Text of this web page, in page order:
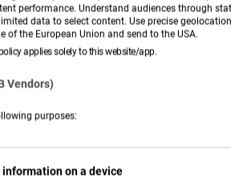
performance. Understand audiences through
data to select content. Use precise
of the European Union and send to the USA.
applies solely to this website/app.
Vendors)
purposes:
on a device
TV-
Tiefpreis